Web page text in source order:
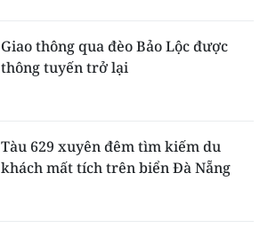
Giao thông qua đèo Bảo Lộc được
thông tuyến trở lại
Tàu 629 xuyên đêm tìm kiếm du
khách mất tích trên biển Đà Nẵng